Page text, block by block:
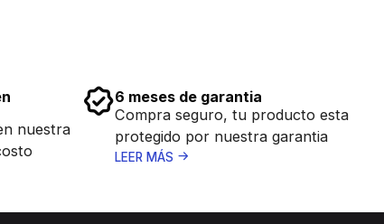
nuestra
6 meses de garantia
Compra seguro, tu producto esta
protegido por nuestra garantia
LEER MÁS